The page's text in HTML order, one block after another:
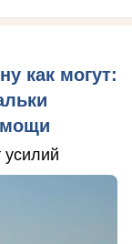
как могут: